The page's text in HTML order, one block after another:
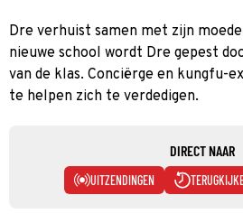
Dre verhuist samen met zijn
nieuwe school wordt Dre gepest
van de klas. Conciërge en kungfu-
te helpen zich te verdedigen.
DIRECT NAAR
UITZENDINGEN